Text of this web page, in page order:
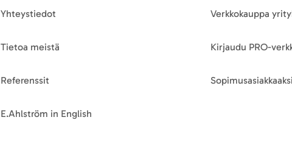
Yhteystiedot
Tietoa meistä
Referenssit
E.Ahlström in English
Verkkokauppa
Kirjaudu PRO-